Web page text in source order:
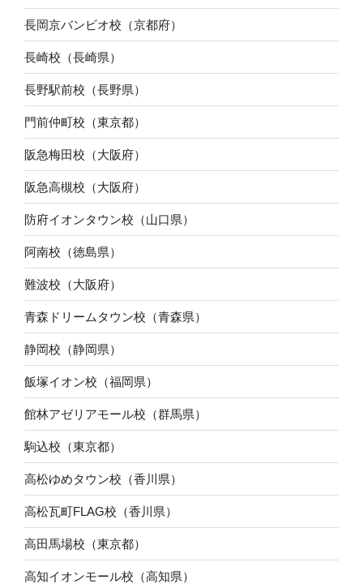
長岡京バンビオ校（京都府）
長崎校（長崎県）
長野駅前校（長野県）
門前仲町校（東京都）
阪急梅田校（大阪府）
阪急高槻校（大阪府）
防府イオンタウン校（山口県）
阿南校（徳島県）
難波校（大阪府）
青森ドリームタウン校（青森県）
静岡校（静岡県）
飯塚イオン校（福岡県）
館林アゼリアモール校（群馬県）
駒込校（東京都）
高松ゆめタウン校（香川県）
高松瓦町FLAG校（香川県）
高田馬場校（東京都）
高知イオンモール校（高知県）